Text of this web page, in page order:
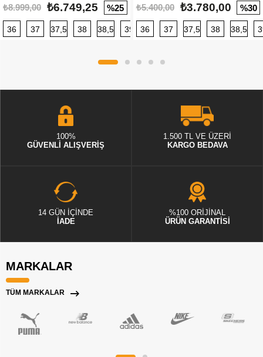
₺8.999,00 ₺6.749,25 %25
36 37 37,5 38 38,5 39 40 40,5 41 42 42,5
₺5.400,00 ₺3.780,00 %30
36 37 37,5 38 38,5
100%
GÜVENLİ ALIŞVERİŞ
1.500 TL VE ÜZERİ
KARGO BEDAVA
14 GÜN İÇİNDE
İADE
%100 ORİJİNAL
ÜRÜN GARANTİSİ
MARKALAR
TÜM MARKALAR